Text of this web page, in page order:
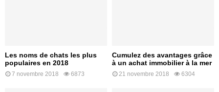
Les noms de chats les plus
populaires en 2018
7 novembre 2018 6873
Cumulez des avantages grâce
à un achat immobilier à la mer
21 novembre 2018 6304